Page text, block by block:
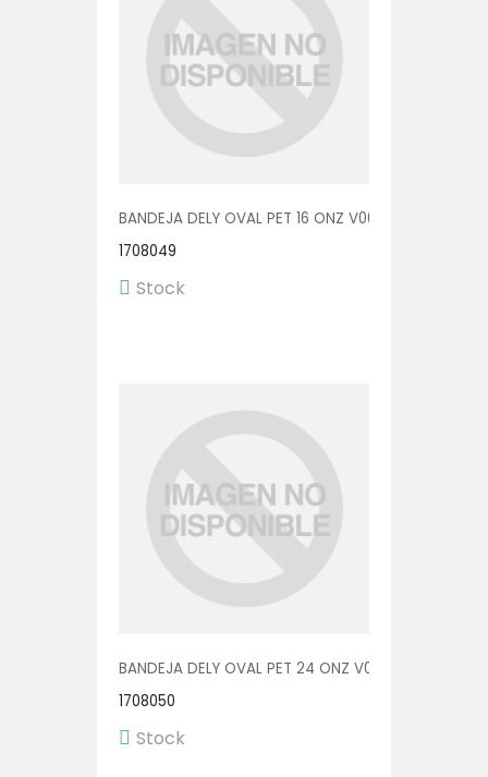
BANDEJA DELY OVAL PET 16 ONZ V00512/P 1/500
1708049
Stock
BANDEJA DELY OVAL PET 24 ONZ V00513/P 1/300
1708050
Stock